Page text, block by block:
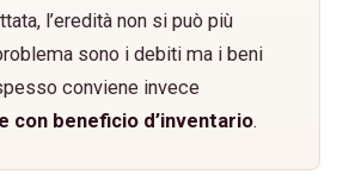
l’eredità non si può più
sono i debiti ma i beni
conviene invece
con beneficio d’inventario.